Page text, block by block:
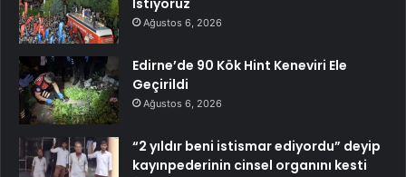
İstiyoruz
Ağustos 6, 2026
Edirne’de 90 Kök Hint Keneviri Ele
Geçirildi
Ağustos 6, 2026
“2 yıldır beni istismar ediyordu” deyip
kayınpederinin cinsel organını kesti